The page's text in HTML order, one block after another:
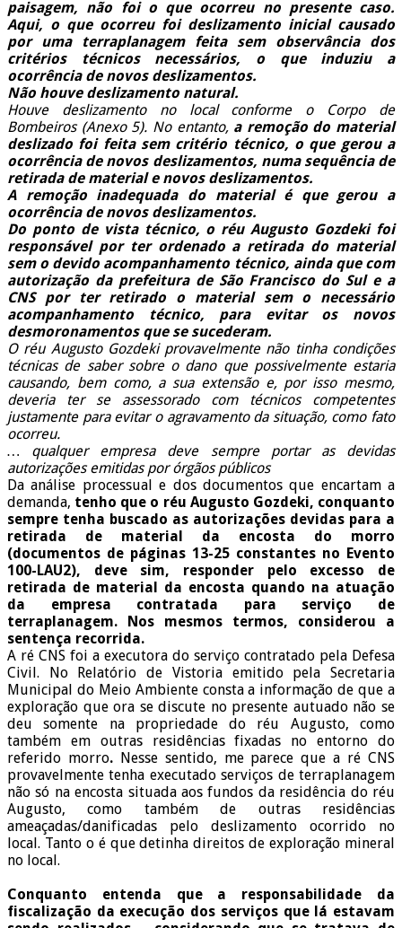
paisagem, não foi o que ocorreu no presente caso.
Aqui, o que ocorreu foi deslizamento inicial causado
por uma terraplanagem feita sem observância dos
critérios técnicos necessários, o que induziu a
ocorrência de novos deslizamentos.
Não houve deslizamento natural.
Houve deslizamento no local conforme o Corpo de
Bombeiros (Anexo 5). No entanto, a remoção do material
deslizado foi feita sem critério técnico, o que gerou a
ocorrência de novos deslizamentos, numa sequência de
retirada de material e novos deslizamentos.
A remoção inadequada do material é que gerou a
ocorrência de novos deslizamentos.
Do ponto de vista técnico, o réu Augusto Gozdeki foi
responsável por ter ordenado a retirada do material
sem o devido acompanhamento técnico, ainda que com
autorização da prefeitura de São Francisco do Sul e a
CNS por ter retirado o material sem o necessário
acompanhamento técnico, para evitar os novos
desmoronamentos que se sucederam.
O réu Augusto Gozdeki provavelmente não tinha condições
técnicas de saber sobre o dano que possivelmente estaria
causando, bem como, a sua extensão e, por isso mesmo,
deveria ter se assessorado com técnicos competentes
justamente para evitar o agravamento da situação, como fato
ocorreu.
… qualquer empresa deve sempre portar as devidas
autorizações emitidas por órgãos públicos
Da análise processual e dos documentos que encartam a
demanda, tenho que o réu Augusto Gozdeki, conquanto
sempre tenha buscado as autorizações devidas para a
retirada de material da encosta do morro
(documentos de páginas 13-25 constantes no Evento
100-LAU2), deve sim, responder pelo excesso de
retirada de material da encosta quando na atuação
da empresa contratada para serviço de
terraplanagem. Nos mesmos termos, considerou a
sentença recorrida.
A ré CNS foi a executora do serviço contratado pela Defesa
Civil. No Relatório de Vistoria emitido pela Secretaria
Municipal do Meio Ambiente consta a informação de que a
exploração que ora se discute no presente autuado não se
deu somente na propriedade do réu Augusto, como
também em outras residências fixadas no entorno do
referido morro.Nesse sentido, me parece que a ré CNS
provavelmente tenha executado serviços de terraplanagem
não só na encosta situada aos fundos da residência do réu
Augusto, como também de outras residências
ameaçadas/danificadas pelo deslizamento ocorrido no
local. Tanto o é que detinha direitos de exploração mineral
no local.
Conquanto entenda que a responsabilidade da
fiscalização da execução dos serviços que lá estavam